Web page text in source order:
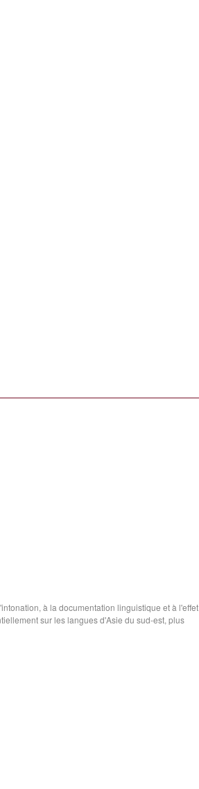
à la documentation linguistique et à l'effet
sur les langues d'Asie du sud-est, plus